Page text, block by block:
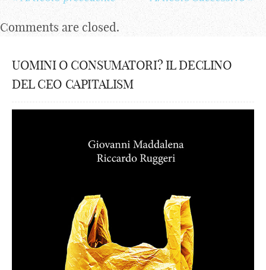
Comments are closed.
UOMINI O CONSUMATORI? IL DECLINO
DEL CEO CAPITALISM